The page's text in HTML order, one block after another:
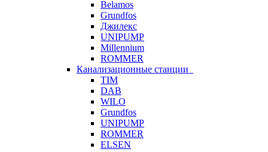
Belamos
Grundfos
Джилекс
UNIPUMP
Millennium
ROMMER
Канализационные станции
TIM
DAB
WILO
Grundfos
UNIPUMP
ROMMER
ELSEN